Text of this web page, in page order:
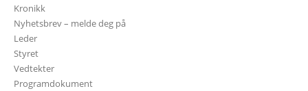
Kronikk
Nyhetsbrev – melde deg på
Leder
Styret
Vedtekter
Programdokument